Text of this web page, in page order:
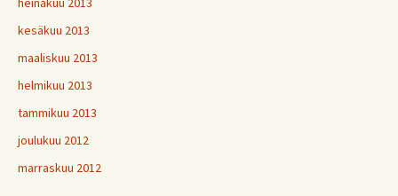
kesäkuu 2013
maaliskuu 2013
helmikuu 2013
tammikuu 2013
joulukuu 2012
marraskuu 2012